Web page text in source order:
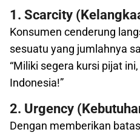
1. Scarcity
Konsumen cenderung
sesuatu yang jumlahnya
“Miliki segera kursi pijat
Indonesia!”
2. Urgency
Dengan memberikan